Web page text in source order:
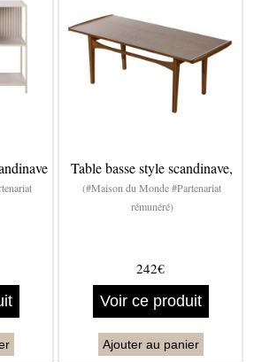
Table basse style scandinave,
(#Maison du Monde #Partenariat
rémunéré)
242€
Voir ce produit
Ajouter au panier